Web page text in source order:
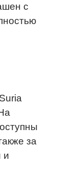
с
за
и